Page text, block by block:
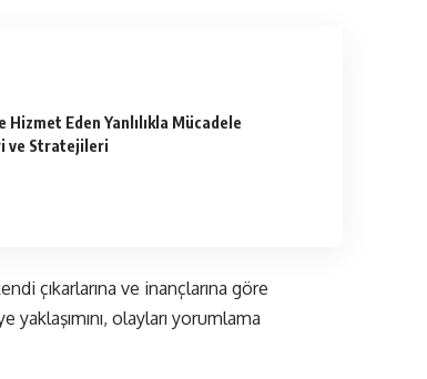
Hizmet Eden Yanlılıkla Mücadele
ve Stratejileri
çıkarlarına ve inançlarına göre
olayları yorumlama